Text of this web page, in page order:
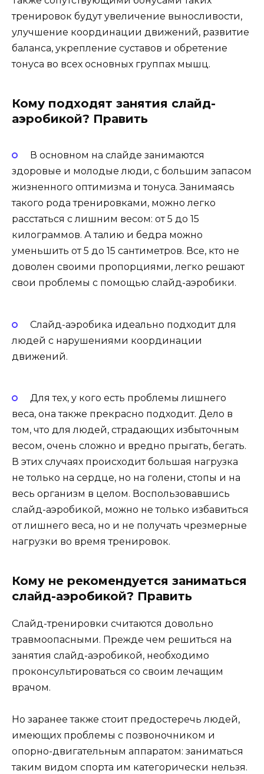
тренировок будут увеличение выносливости,
улучшение координации движений, развитие
баланса, укрепление суставов и обретение
тонуса во всех основных группах мышц.
Кому подходят занятия слайд-
аэробикой? Править
В основном на слайде занимаются
здоровые и молодые люди, с большим запасом
жизненного оптимизма и тонуса. Занимаясь
такого рода тренировками, можно легко
расстаться с лишним весом: от 5 до 15
килограммов. А талию и бедра можно
уменьшить от 5 до 15 сантиметров. Все, кто не
доволен своими пропорциями, легко решают
свои проблемы с помощью слайд-аэробики.
Слайд-аэробика идеально подходит для
людей с нарушениями координации
движений.
Для тех, у кого есть проблемы лишнего
веса, она также прекрасно подходит. Дело в
том, что для людей, страдающих избыточным
весом, очень сложно и вредно прыгать, бегать.
В этих случаях происходит большая нагрузка
не только на сердце, но на голени, стопы и на
весь организм в целом. Воспользовавшись
слайд-аэробикой, можно не только избавиться
от лишнего веса, но и не получать чрезмерные
нагрузки во время тренировок.
Кому не рекомендуется заниматься
слайд-аэробикой? Править
Слайд-тренировки считаются довольно
травмоопасными. Прежде чем решиться на
занятия слайд-аэробикой, необходимо
проконсультироваться со своим лечащим
врачом.
Но заранее также стоит предостеречь людей,
имеющих проблемы с позвоночником и
опорно-двигательным аппаратом: заниматься
таким видом спорта им категорически нельзя.